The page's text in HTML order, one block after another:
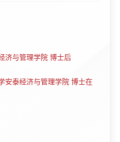
济与管理学院 博士后
安泰经济与管理学院 博士在